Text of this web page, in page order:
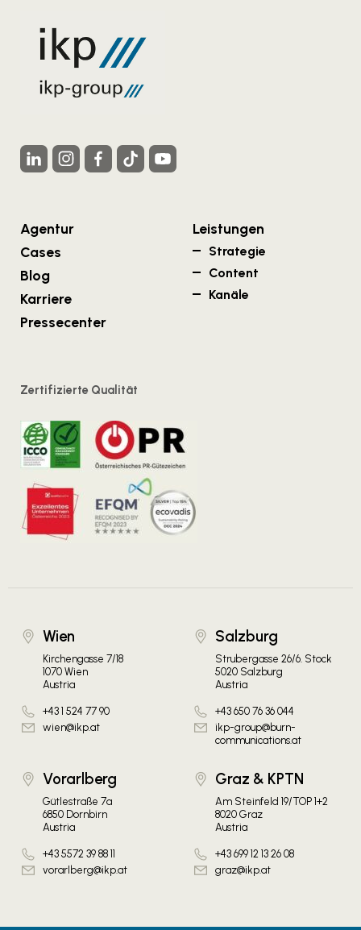
Agentur
Cases
Blog
Karriere
Pressecenter
Leistungen
Strategie
Content
Kanäle
Zertifizierte Qualität
Wien
Kirchengasse 7/18
1070 Wien
Austria
+43 1 524 77 90
wien@ikp.at
Salzburg
Strubergasse 26/6. Stock
5020 Salzburg
Austria
+43 650 76 36 044
ikp-group@burn-
communications.at
Vorarlberg
Gütlestraße 7a
6850 Dornbirn
Austria
+43 5572 39 88 11
vorarlberg@ikp.at
Graz & KPTN
Am Steinfeld 19/TOP 1+2
8020 Graz
Austria
+43 699 12 13 26 08
graz@ikp.at